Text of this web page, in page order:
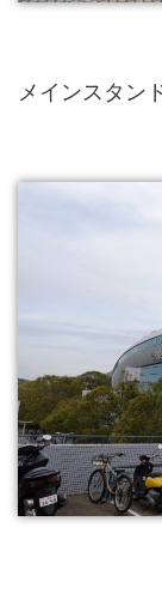
メインスタン